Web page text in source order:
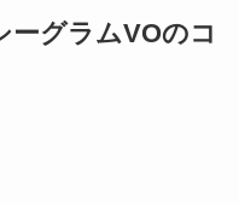
ーグラムVOのコ